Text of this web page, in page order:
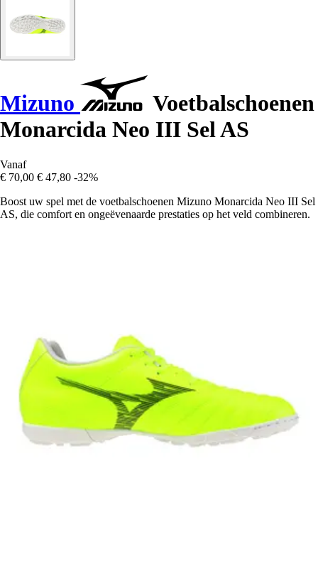
Mizuno
Voetbalschoenen
Monarcida Neo III Sel AS
Vanaf
€ 70,00 € 47,80 -32%
Boost uw spel met de voetbalschoenen Mizuno Monarcida Neo III Sel
AS, die comfort en ongeëvenaarde prestaties op het veld combineren.